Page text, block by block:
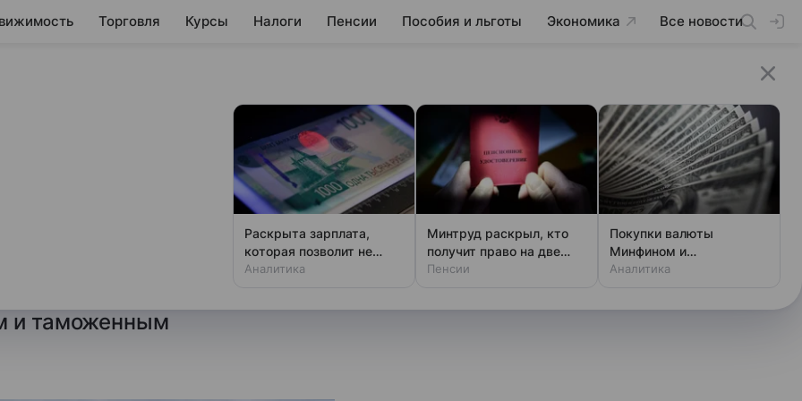
Торговля Курсы Налоги Пенсии Пособия и льготы Экономика Все новости
возможных действий,
и таможенным
Раскрыта зарплата,
которая позволит не
чувствовать зависти
Аналитика
Минтруд раскрыл, кто
получит право на две
пенсии
Пенсии
Покупки валюты
Минфином и
спекулянтами разогнали
Аналитика